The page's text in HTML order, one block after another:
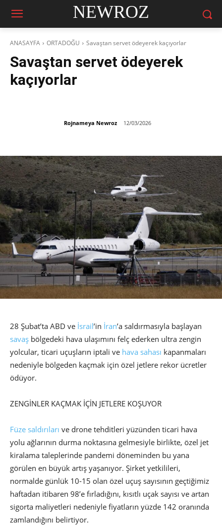
NEWROZ
ANASAYFA ORTADOĞU Savaştan servet ödeyerek kaçıyorlar
Savaştan servet ödeyerek
kaçıyorlar
Rojnameya Newroz 12/03/2026
28 Şubat’ta ABD ve İsrail’in İran’a saldırmasıyla başlayan
savaş bölgedeki hava ulaşımını felç ederken ultra zengin
yolcular, ticari uçuşların iptali ve hava sahası kapanmaları
nedeniyle bölgeden kaçmak için özel jetlere rekor ücretler
ödüyor.
ZENGİNLER KAÇMAK İÇİN JETLERE KOŞUYOR
Füze saldırıları ve drone tehditleri yüzünden ticari hava
yolu ağlarının durma noktasına gelmesiyle birlikte, özel jet
kiralama taleplerinde pandemi döneminden bu yana
görülen en büyük artış yaşanıyor. Şirket yetkilileri,
normalde günlük 10-15 olan özel uçuş sayısının geçtiğimiz
haftadan itibaren 98’e fırladığını, kısıtlı uçak sayısı ve artan
sigorta maliyetleri nedeniyle fiyatların yüzde 142 oranında
zamlandığını belirtiyor.